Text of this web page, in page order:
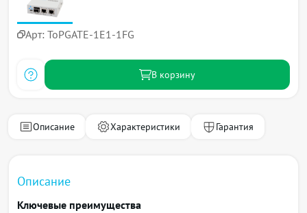
Арт:ToPGATE-1E1-1FG
В корзину
Описание Характеристики Гарантия
Описание
Ключевые преимущества